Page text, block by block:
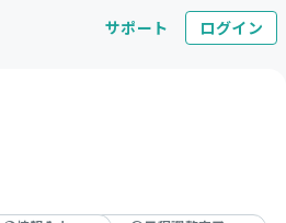
サポート ログイン